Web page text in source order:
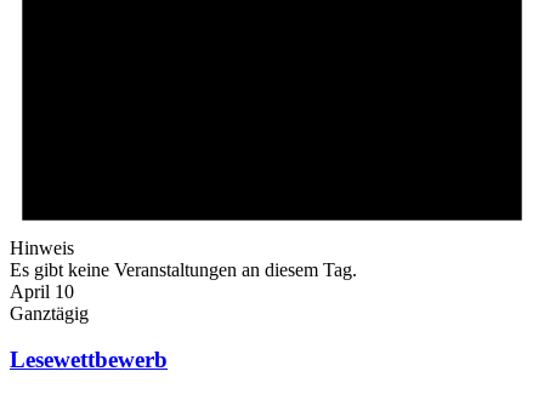
Hinweis
Es gibt keine Veranstaltungen an diesem Tag.
April 10
Ganztägig
Lesewettbewerb